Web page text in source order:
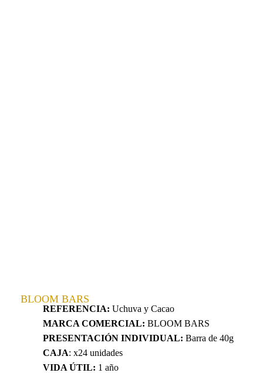
BLOOM BARS
REFERENCIA: Uchuva y Cacao
MARCA COMERCIAL: BLOOM BARS
PRESENTACIÓN INDIVIDUAL: Barra de 40g
CAJA: x24 unidades
VIDA ÚTIL: 1 año